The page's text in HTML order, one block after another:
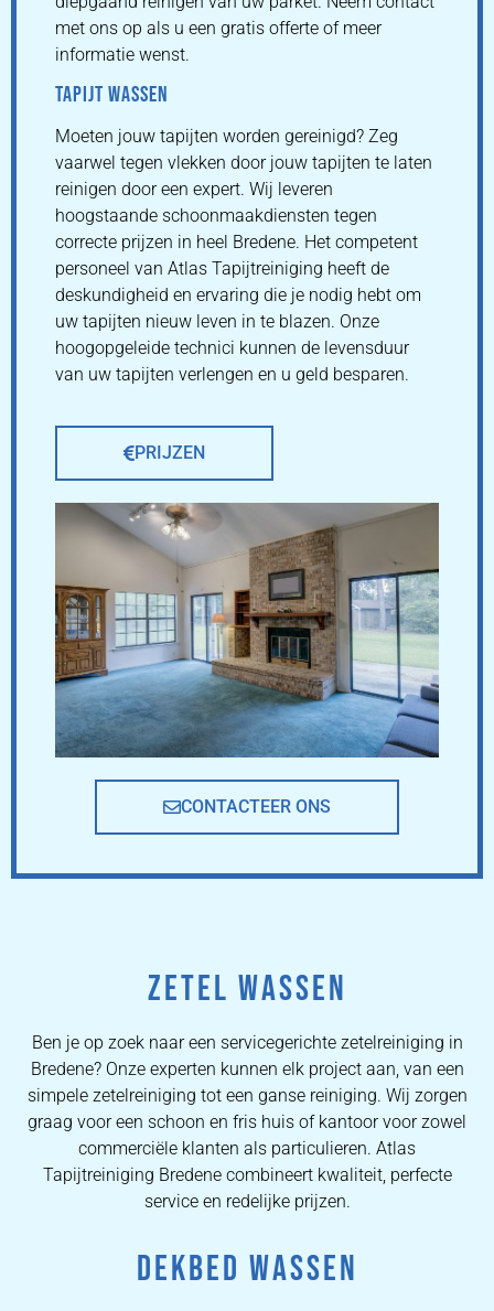
met ons op als u een gratis offerte of meer
informatie wenst.
TAPIJT WASSEN
Moeten jouw tapijten worden gereinigd? Zeg
vaarwel tegen vlekken door jouw tapijten te laten
reinigen door een expert. Wij leveren
hoogstaande schoonmaakdiensten tegen
correcte prijzen in heel Bredene. Het competent
personeel van Atlas Tapijtreiniging heeft de
deskundigheid en ervaring die je nodig hebt om
uw tapijten nieuw leven in te blazen. Onze
hoogopgeleide technici kunnen de levensduur
van uw tapijten verlengen en u geld besparen.
PRIJZEN
CONTACTEER ONS
ZETEL WASSEN
Ben je op zoek naar een servicegerichte zetelreiniging in
Bredene? Onze experten kunnen elk project aan, van een
simpele zetelreiniging tot een ganse reiniging. Wij zorgen
graag voor een schoon en fris huis of kantoor voor zowel
commerciële klanten als particulieren. Atlas
Tapijtreiniging Bredene combineert kwaliteit, perfecte
service en redelijke prijzen.
DEKBED WASSEN